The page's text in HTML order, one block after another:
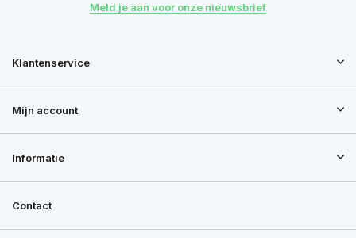
Meld je aan voor onze nieuwsbrief
Klantenservice
Mijn account
Informatie
Contact